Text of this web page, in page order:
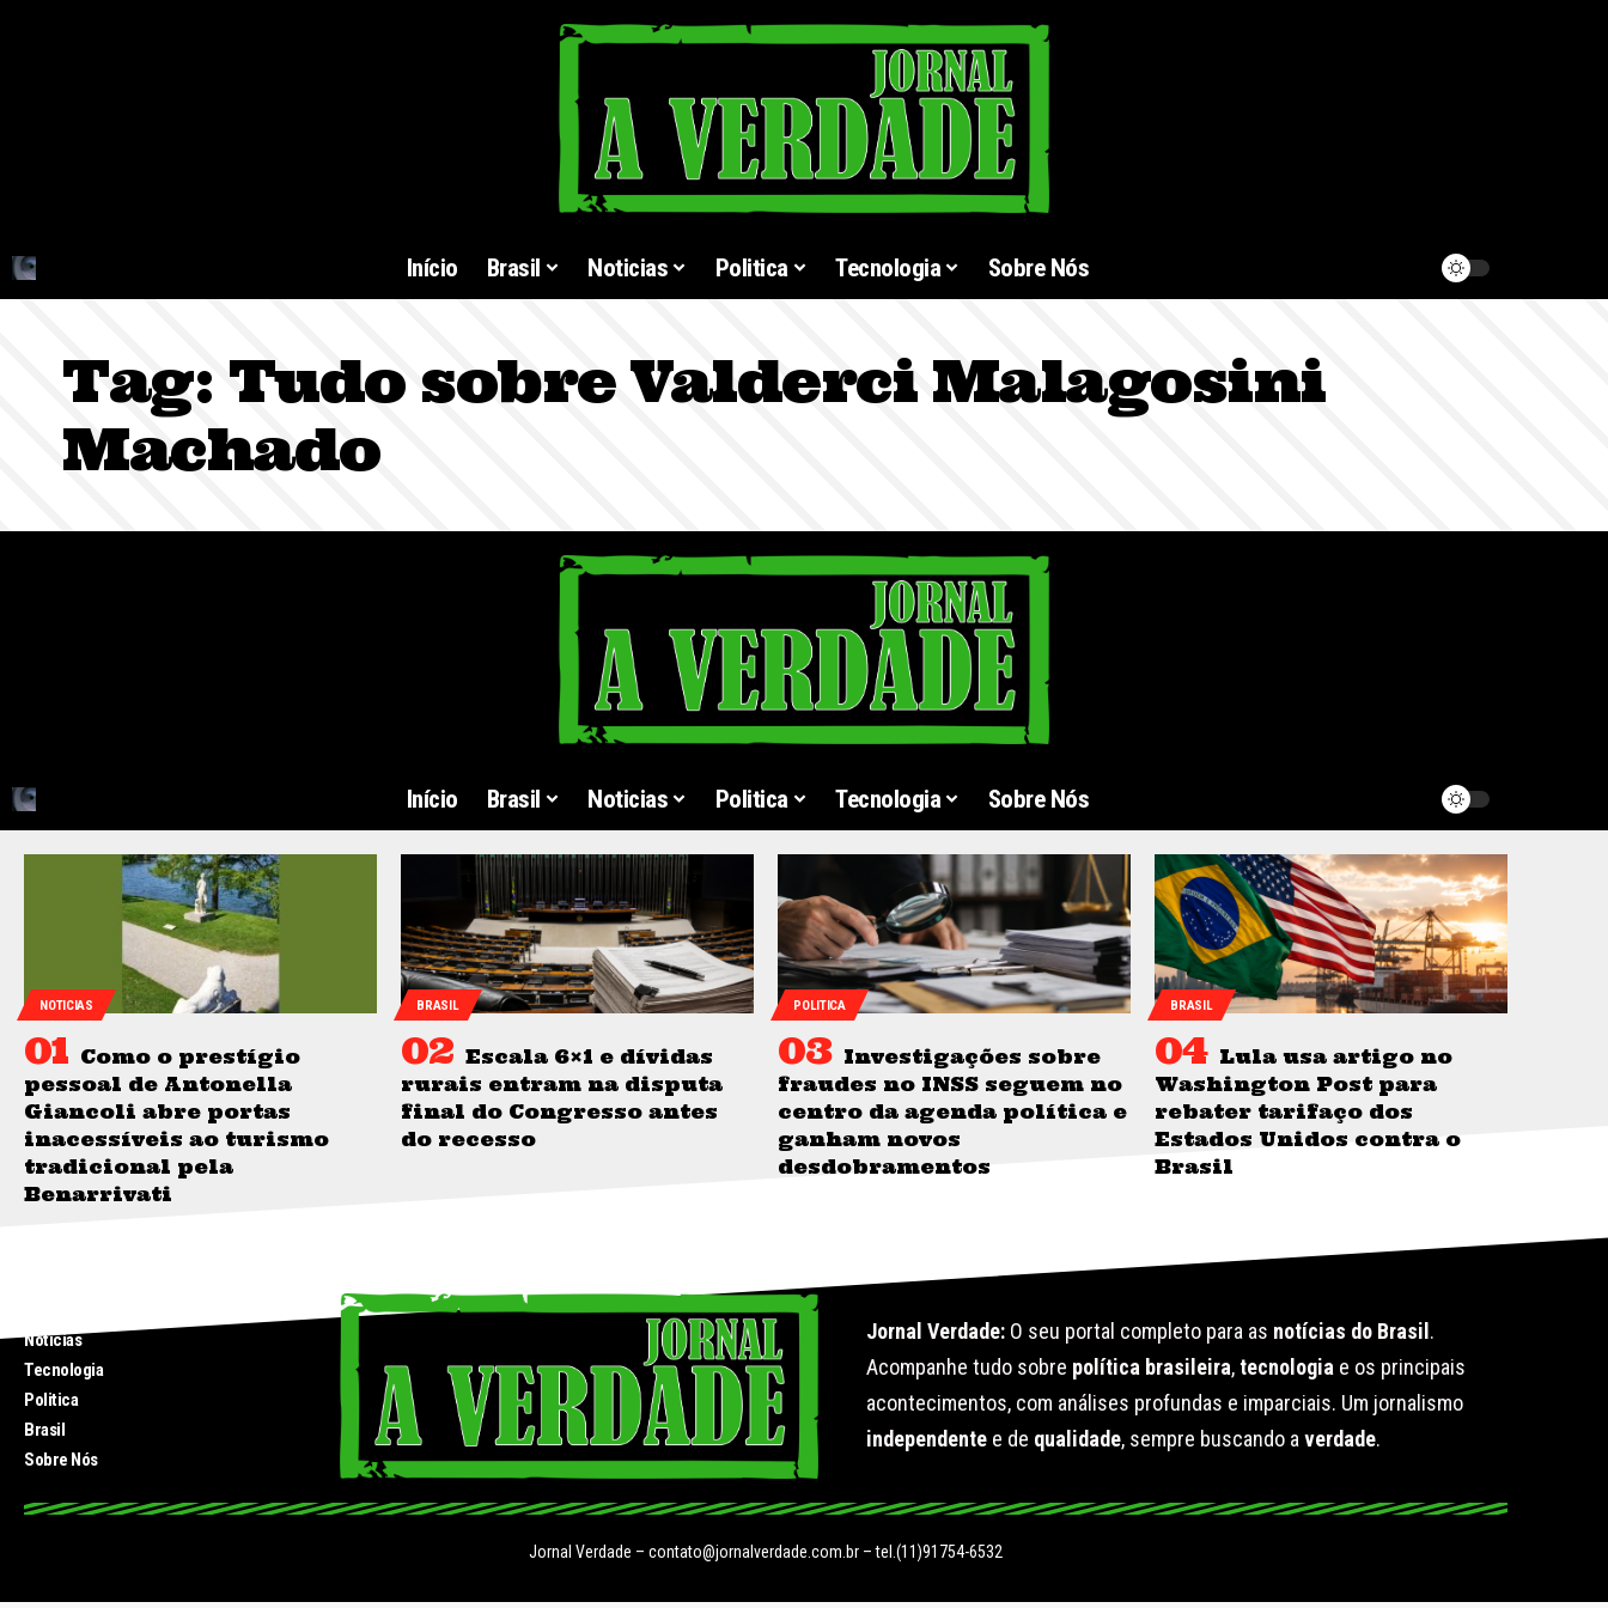
Início Brasil Noticias Politica Tecnologia Sobre Nós
Tag: Tudo sobre Valderci Malagosini
Machado
Início Brasil Noticias Politica Tecnologia Sobre Nós
NOTICIAS
Como o prestígio
pessoal de Antonella
Giancoli abre portas
inacessíveis ao turismo
tradicional pela
Benarrivati
BRASIL
Escala 6×1 e dívidas
rurais entram na disputa
final do Congresso antes
do recesso
POLITICA
Investigações sobre
fraudes no INSS seguem no
centro da agenda política e
ganham novos
desdobramentos
BRASIL
Lula usa artigo no
Washington Post para
rebater tarifaço dos
Estados Unidos contra o
Brasil
Noticias
Tecnologia
Politica
Brasil
Sobre Nós
Jornal Verdade: O seu portal completo para as notícias do Brasil .
Acompanhe tudo sobre política brasileira,tecnologia e os principais
acontecimentos, com análises profundas e imparciais. Um jornalismo
independente e de qualidade, sempre buscando averdade.
Jornal Verdade – contato@jornalverdade.com.br – tel.(11)91754-6532